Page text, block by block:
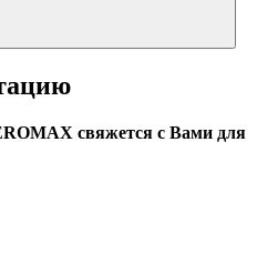
свяжется с Вами для